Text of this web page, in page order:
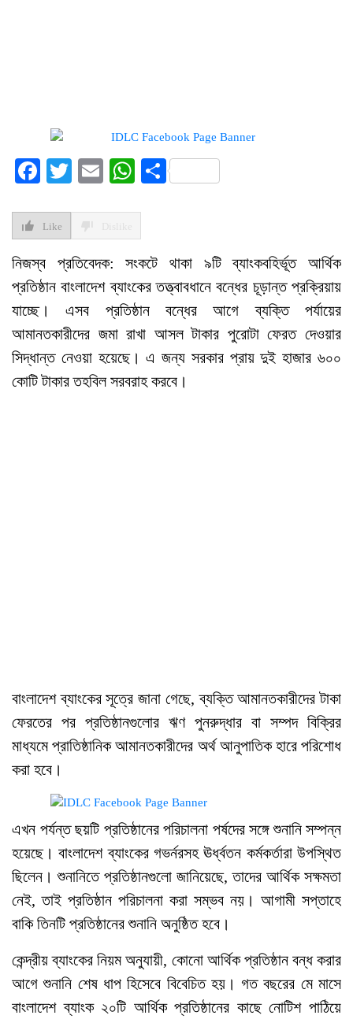
Facebook
TwitterEmailWhatsApp
Share
Like
নিজস্ব প্রতিবেদক: সংকটে থাকা ৯টি ব্যাংকবহির্ভূত আর্থিক
প্রতিষ্ঠান বাংলাদেশ ব্যাংকের তত্ত্বাবধানে বন্ধের চূড়ান্ত প্রক্রিয়ায়
যাচ্ছে। এসব প্রতিষ্ঠান বন্ধের আগে ব্যক্তি পর্যায়ের
আমানতকারীদের জমা রাখা আসল টাকার পুরোটা ফেরত দেওয়ার
সিদ্ধান্ত নেওয়া হয়েছে। এ জন্য সরকার প্রায় দুই হাজার ৬০০
কোটি টাকার তহবিল সরবরাহ করবে।
বাংলাদেশ ব্যাংকের সূত্রে জানা গেছে, ব্যক্তি আমানতকারীদের টাকা
ফেরতের পর প্রতিষ্ঠানগুলোর ঋণ পুনরুদ্ধার বা সম্পদ বিক্রির
মাধ্যমে প্রাতিষ্ঠানিক আমানতকারীদের অর্থ আনুপাতিক হারে পরিশোধ
করা হবে।
এখন পর্যন্ত ছয়টি প্রতিষ্ঠানের পরিচালনা পর্ষদের সঙ্গে শুনানি সম্পন্ন
হয়েছে। বাংলাদেশ ব্যাংকের গভর্নরসহ ঊর্ধ্বতন কর্মকর্তারা উপস্থিত
ছিলেন। শুনানিতে প্রতিষ্ঠানগুলো জানিয়েছে, তাদের আর্থিক সক্ষমতা
নেই, তাই প্রতিষ্ঠান পরিচালনা করা সম্ভব নয়। আগামী সপ্তাহে
বাকি তিনটি প্রতিষ্ঠানের শুনানি অনুষ্ঠিত হবে।
কেন্দ্রীয় ব্যাংকের নিয়ম অনুযায়ী, কোনো আর্থিক প্রতিষ্ঠান বন্ধ করার
আগে শুনানি শেষ ধাপ হিসেবে বিবেচিত হয়। গত বছরের মে মাসে
বাংলাদেশ ব্যাংক ২০টি আর্থিক প্রতিষ্ঠানের কাছে নোটিশ পাঠিয়ে